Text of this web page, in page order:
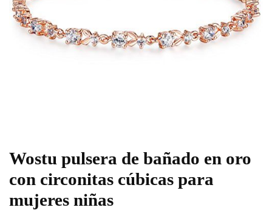
Wostu pulsera de bañado en oro
con circonitas cúbicas para
mujeres niñas